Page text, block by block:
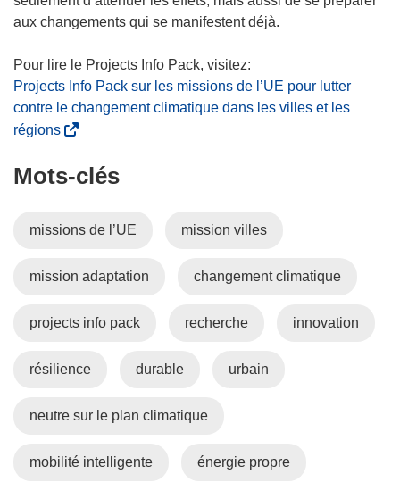
l
f
e
n
r
aux changements qui se manifestent déjà.
Projects Info Pack sur les missions de l’UE pour lutter
contre le changement climatique dans les villes et les
régions(
’
v
e
a
s
o
Mots‑clés
missions de l’UE mission villes
mission adaptation changement climatique
projects info pack recherche innovation
résilience durable urbain
neutre sur le plan climatique
mobilité intelligente énergie propre